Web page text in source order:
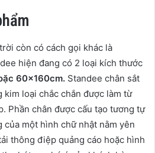
còn có cách gọi khác là
hiện đang có 2 loại kích thước
60x160cm. Standee chân sắt
loại chắc chắn được làm từ
Phần chân được cấu tạo tương tự
một hình chữ nhật nằm yên
thông điệp quảng cáo hoặc hình